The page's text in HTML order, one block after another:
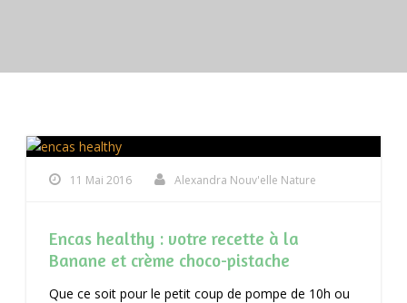
11 Mai 2016 Alexandra Nouv'elle Nature
Encas healthy : votre recette à la
Banane et crème choco-pistache
Que ce soit pour le petit coup de pompe de 10h ou